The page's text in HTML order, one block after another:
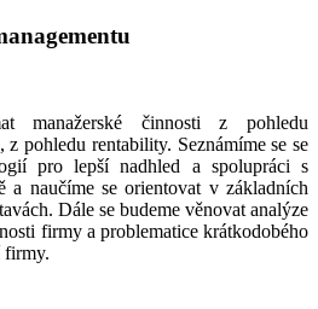
manažerské činnosti z pohledu
pohledu rentability. Seznámíme se se
pro lepší nadhled a spolupráci s
a naučíme se orientovat v základních
Dále se budeme věnovat analýze
firmy a problematice krátkodobého
firmy.